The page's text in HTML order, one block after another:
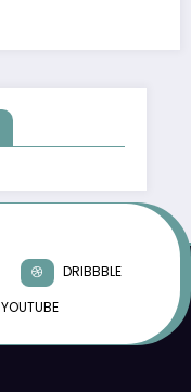
DRIBBBLE
YOUTUBE